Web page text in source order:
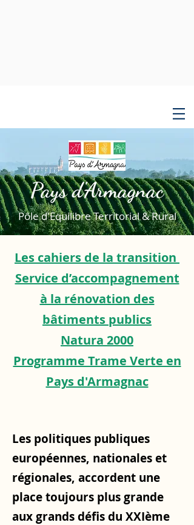
Pays d'Armagnac
Pôle d'Equilibre Territorial & Rural
Les cahiers de la transition
Service d’accompagnement
à la rénovation des
bâtiments publics
Natura 2000
Programme Trame Verte en
Pays d'Armagnac
Les politiques publiques
européennes, nationales et
régionales, accordent une
place toujours plus grande
aux grands défis du XXIème